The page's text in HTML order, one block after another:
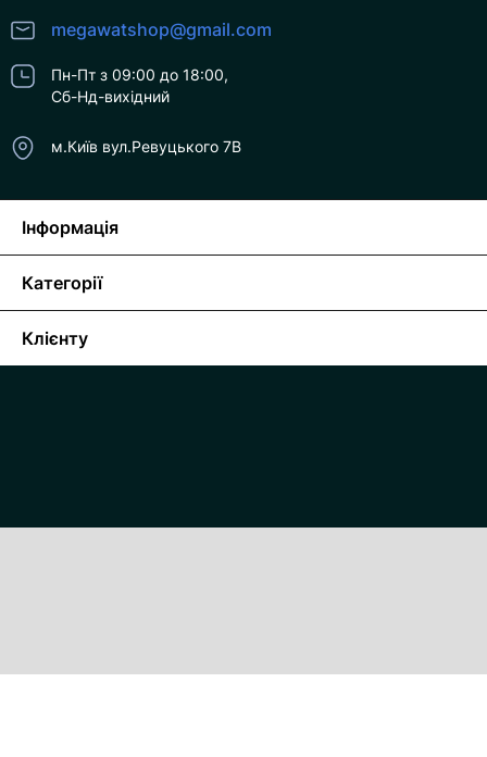
megawatshop@gmail.com
Пн-Пт з 09:00 до 18:00,
Сб-Нд-вихідний
м.Київ вул.Ревуцького 7В
Інформація
Категорії
Клієнту